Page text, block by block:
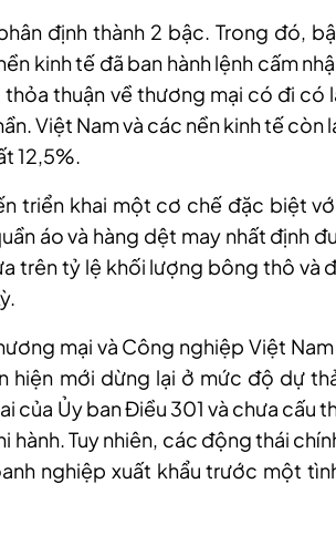
định thành 2 bậc. Trong đó,
kinh tế đã ban hành lệnh cấm
thuận về thương mại có đi có
Việt Nam và các nền kinh tế còn
12,5%.
triển khai một cơ chế đặc biệt
áo và hàng dệt may nhất định
trên tỷ lệ khối lượng bông thô và
mại và Công nghiệp Việt Nam
hiện mới dừng lại ở mức độ dự
của Ủy ban Điều 301 và chưa cấu
hành. Tuy nhiên, các động thái
nghiệp xuất khẩu trước một